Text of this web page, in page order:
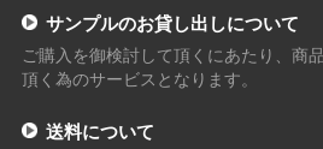
サンプルのお貸し出しについて
ご購入を御検討して頂くにあたり、商
頂く為のサービスとなります。
送料について